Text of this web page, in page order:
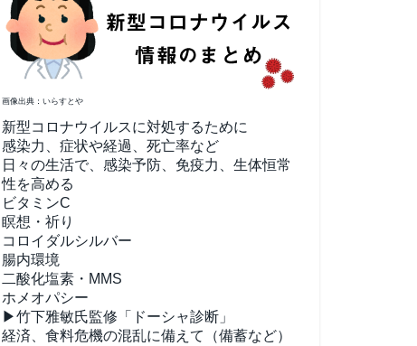
画像出典：いらすとや
新型コロナウイルスに対処するために
感染力、症状や経過、死亡率など
日々の生活で、感染予防、免疫力、生体恒常
性を高める
ビタミンC
瞑想・祈り
コロイダルシルバー
腸内環境
二酸化塩素・MMS
ホメオパシー
▶竹下雅敏氏監修「ドーシャ診断」
経済、食料危機の混乱に備えて（備蓄など）